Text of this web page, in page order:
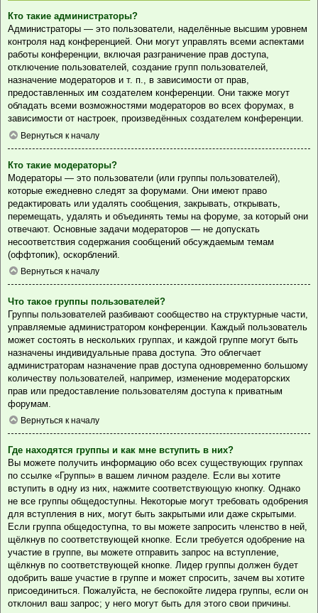
Кто такие администраторы?
Администраторы — это пользователи, наделённые высшим уровнем
контроля над конференцией. Они могут управлять всеми аспектами
работы конференции, включая разграничение прав доступа,
отключение пользователей, создание групп пользователей,
назначение модераторов и т. п., в зависимости от прав,
предоставленных им создателем конференции. Они также могут
обладать всеми возможностями модераторов во всех форумах, в
зависимости от настроек, произведённых создателем конференции.
Вернуться к началу
Кто такие модераторы?
Модераторы — это пользователи (или группы пользователей),
которые ежедневно следят за форумами. Они имеют право
редактировать или удалять сообщения, закрывать, открывать,
перемещать, удалять и объединять темы на форуме, за который они
отвечают. Основные задачи модераторов — не допускать
несоответствия содержания сообщений обсуждаемым темам
(оффтопик), оскорблений.
Вернуться к началу
Что такое группы пользователей?
Группы пользователей разбивают сообщество на структурные части,
управляемые администратором конференции. Каждый пользователь
может состоять в нескольких группах, и каждой группе могут быть
назначены индивидуальные права доступа. Это облегчает
администраторам назначение прав доступа одновременно большому
количеству пользователей, например, изменение модераторских
прав или предоставление пользователям доступа к приватным
форумам.
Вернуться к началу
Где находятся группы и как мне вступить в них?
Вы можете получить информацию обо всех существующих группах
по ссылке «Группы» в вашем личном разделе. Если вы хотите
вступить в одну из них, нажмите соответствующую кнопку. Однако
не все группы общедоступны. Некоторые могут требовать одобрения
для вступления в них, могут быть закрытыми или даже скрытыми.
Если группа общедоступна, то вы можете запросить членство в ней,
щёлкнув по соответствующей кнопке. Если требуется одобрение на
участие в группе, вы можете отправить запрос на вступление,
щёлкнув по соответствующей кнопке. Лидер группы должен будет
одобрить ваше участие в группе и может спросить, зачем вы хотите
присоединиться. Пожалуйста, не беспокойте лидера группы, если он
отклонил ваш запрос; у него могут быть для этого свои причины.